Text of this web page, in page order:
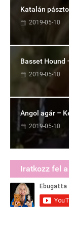
Katalán
2019-05-10
Basset Hound
2019-05-10
Angol agár –
2019-05-10
Iratkozz fel